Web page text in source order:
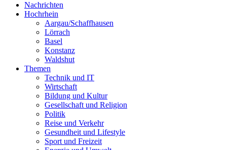
Nachrichten
Hochrhein
Aargau/Schaffhausen
Lörrach
Basel
Konstanz
Waldshut
Themen
Technik und IT
Wirtschaft
Bildung und Kultur
Gesellschaft und Religion
Politik
Reise und Verkehr
Gesundheit und Lifestyle
Sport und Freizeit